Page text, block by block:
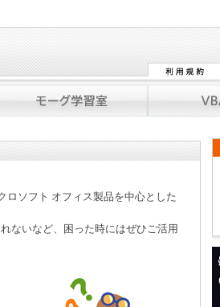
ロソフト オフィス製品を中心とした
ないなど、困った時にはぜひご活用